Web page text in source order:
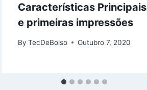
Características Principais
e primeiras impressões
By TecDeBolso Outubro 7, 2020